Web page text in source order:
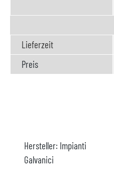
Lieferzeit
Preis
Hersteller: Impianti
Galvanici